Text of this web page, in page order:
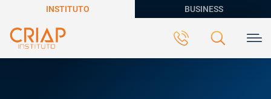
INSTITUTO BUSINESS